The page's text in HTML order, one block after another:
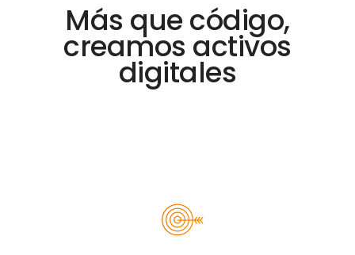
Más que código,
creamos activos
digitales